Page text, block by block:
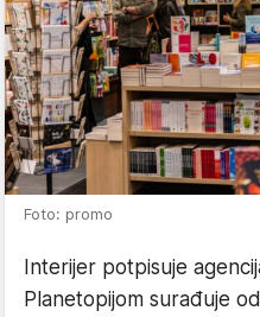
Foto: promo
Interijer potpisuje
Planetopijom surađuje